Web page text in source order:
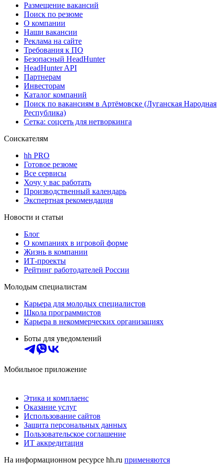
Размещение вакансий
Поиск по резюме
О компании
Наши вакансии
Реклама на сайте
Требования к ПО
Безопасный HeadHunter
HeadHunter API
Партнерам
Инвесторам
Каталог компаний
Поиск по вакансиям в Артёмовске (Луганская Народная
Республика)
Сетка: соцсеть для нетворкинга
Соискателям
hh PRO
Готовое резюме
Все сервисы
Хочу у вас работать
Производственный календарь
Экспертная рекомендация
Новости и статьи
Блог
О компаниях в игровой форме
Жизнь в компании
ИТ-проекты
Рейтинг работодателей России
Молодым специалистам
Карьера для молодых специалистов
Школа программистов
Карьера в некоммерческих организациях
Боты для уведомлений
Мобильное приложение
Этика и комплаенс
Оказание услуг
Использование сайтов
Защита персональных данных
Пользовательское соглашение
ИТ аккредитация
На информационном ресурсе hh.ru применяются